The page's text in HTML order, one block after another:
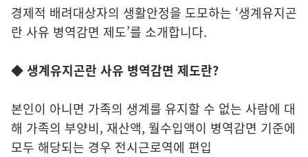
경제적 배려대상자의 생활안정을 도모하는 ‘생계유지곤
란 사유 병역감면 제도’를 소개합니다.
◆ 생계유지곤란 사유 병역감면 제도란?
본인이 아니면 가족의 생계를 유지할 수 없는 사람에 대
해 가족의 부양비, 재산액, 월수입액이 병역감면 기준에
모두 해당되는 경우 전시근로역에 편입